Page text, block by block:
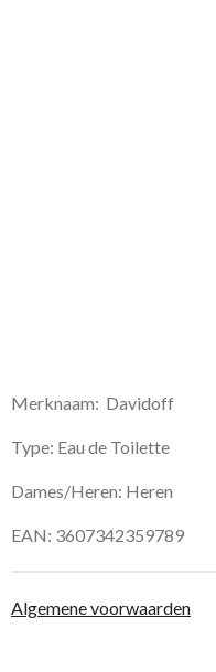
Merknaam: Davidoff
Type: Eau de Toilette
Dames/Heren: Heren
EAN: 3607342359789
Algemene voorwaarden